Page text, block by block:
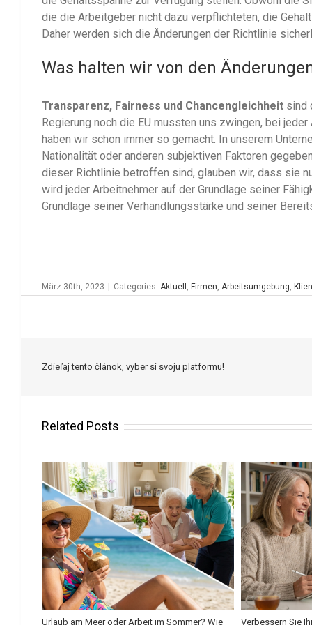
die die Arbeitgeber nicht dazu verpflichteten, die
Daher werden sich die Änderungen der Richtlinie
Was halten wir von den
Transparenz, Fairness und Chancengleichheit sind
Regierung noch die EU mussten uns zwingen, bei
haben wir schon immer so gemacht. In unserem
Nationalität oder anderen subjektiven Faktoren
dieser Richtlinie betroffen sind, glauben wir, dass sie
wird jeder Arbeitnehmer auf der Grundlage seiner
Grundlage seiner Verhandlungsstärke und seiner
März 30th, 2023 Categories: Aktuell , Firmen, Arbeitsumgebung,
Zdieľaj tento článok, vyber si svoju platformu!
Related Posts
Urlaub am Meer oder Arbeit im Sommer? Wie Verbessern Sie